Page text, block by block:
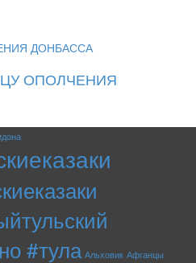
ОПОЛЧЕНИЯ
#тула Альховик Афганцы